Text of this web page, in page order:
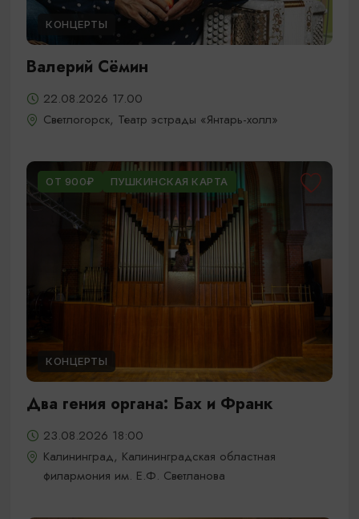
КОНЦЕРТЫ
Валерий Сёмин
22.08.2026 17.00
Светлогорск, Театр эстрады «Янтарь-холл»
ОТ 900₽ ПУШКИНСКАЯ КАРТА
КОНЦЕРТЫ
Два гения органа: Бах и Франк
23.08.2026 18:00
Калининград, Калининградская областная
филармония им. Е.Ф. Светланова